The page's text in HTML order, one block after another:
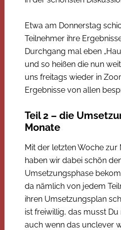
Etwa am Donnerstag
Teilnehmer ihre
Durchgang mal eben
und so heißen die nun
uns freitags wieder in
Ergebnisse von allen
Teil 2 – die
Monate
Mit der letzten Woche
haben wir dabei schön
Umsetzungsphase
da nämlich von jedem
ihren Umsetzungsplan
ist freiwillig, das musst Du
auch wenn das unclever